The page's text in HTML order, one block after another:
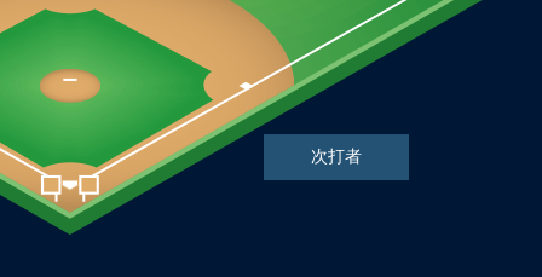
次打者